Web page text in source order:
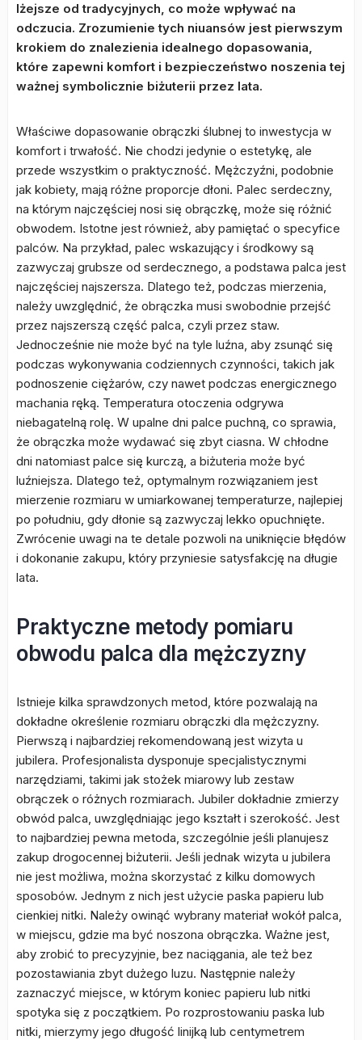
lżejsze od tradycyjnych, co może wpływać na
odczucia. Zrozumienie tych niuansów jest pierwszym
krokiem do znalezienia idealnego dopasowania,
które zapewni komfort i bezpieczeństwo noszenia tej
ważnej symbolicznie biżuterii przez lata.
Właściwe dopasowanie obrączki ślubnej to inwestycja w
komfort i trwałość. Nie chodzi jedynie o estetykę, ale
przede wszystkim o praktyczność. Mężczyźni, podobnie
jak kobiety, mają różne proporcje dłoni. Palec serdeczny,
na którym najczęściej nosi się obrączkę, może się różnić
obwodem. Istotne jest również, aby pamiętać o specyfice
palców. Na przykład, palec wskazujący i środkowy są
zazwyczaj grubsze od serdecznego, a podstawa palca jest
najczęściej najszersza. Dlatego też, podczas mierzenia,
należy uwzględnić, że obrączka musi swobodnie przejść
przez najszerszą część palca, czyli przez staw.
Jednocześnie nie może być na tyle luźna, aby zsunąć się
podczas wykonywania codziennych czynności, takich jak
podnoszenie ciężarów, czy nawet podczas energicznego
machania ręką. Temperatura otoczenia odgrywa
niebagatelną rolę. W upalne dni palce puchną, co sprawia,
że obrączka może wydawać się zbyt ciasna. W chłodne
dni natomiast palce się kurczą, a biżuteria może być
luźniejsza. Dlatego też, optymalnym rozwiązaniem jest
mierzenie rozmiaru w umiarkowanej temperaturze, najlepiej
po południu, gdy dłonie są zazwyczaj lekko opuchnięte.
Zwrócenie uwagi na te detale pozwoli na uniknięcie błędów
i dokonanie zakupu, który przyniesie satysfakcję na długie
lata.
Praktyczne metody pomiaru
obwodu palca dla mężczyzny
Istnieje kilka sprawdzonych metod, które pozwalają na
dokładne określenie rozmiaru obrączki dla mężczyzny.
Pierwszą i najbardziej rekomendowaną jest wizyta u
jubilera. Profesjonalista dysponuje specjalistycznymi
narzędziami, takimi jak stożek miarowy lub zestaw
obrączek o różnych rozmiarach. Jubiler dokładnie zmierzy
obwód palca, uwzględniając jego kształt i szerokość. Jest
to najbardziej pewna metoda, szczególnie jeśli planujesz
zakup drogocennej biżuterii. Jeśli jednak wizyta u jubilera
nie jest możliwa, można skorzystać z kilku domowych
sposobów. Jednym z nich jest użycie paska papieru lub
cienkiej nitki. Należy owinąć wybrany materiał wokół palca,
w miejscu, gdzie ma być noszona obrączka. Ważne jest,
aby zrobić to precyzyjnie, bez naciągania, ale też bez
pozostawiania zbyt dużego luzu. Następnie należy
zaznaczyć miejsce, w którym koniec papieru lub nitki
spotyka się z początkiem. Po rozprostowaniu paska lub
nitki, mierzymy jego długość linijką lub centymetrem